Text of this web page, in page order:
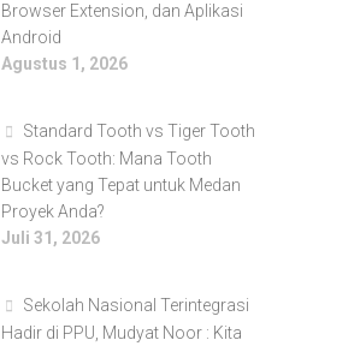
Browser Extension, dan Aplikasi
Android
Agustus 1, 2026
Standard Tooth vs Tiger Tooth
vs Rock Tooth: Mana Tooth
Bucket yang Tepat untuk Medan
Proyek Anda?
Juli 31, 2026
Sekolah Nasional Terintegrasi
Hadir di PPU, Mudyat Noor : Kita